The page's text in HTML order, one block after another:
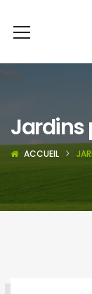
Jardins
ACCUEIL